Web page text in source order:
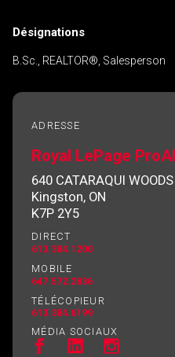
Désignations
B.Sc., REALTOR®, Salesperson
ADRESSE
Royal LePage
640 CATARAQUI WOODS
Kingston, ON
K7P 2Y5
DIRECT
613.384.1200
MOBILE
647.572.2836
TÉLÉCOPIEUR
613.384.6199
MÉDIA SOCIAUX